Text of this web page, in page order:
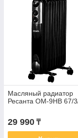
Масляный радиатор
Ресанта ОМ-9НВ 67/
29 990 ₸